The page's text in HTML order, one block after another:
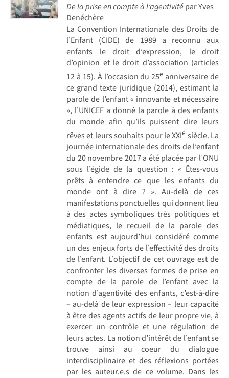
De la prise en compte à l’agentivitépar Yves
Denéchère
La Convention Internationale des Droits de
l’Enfant (CIDE) de 1989 a reconnu aux
enfants le droit d’expression, le droit
d’opinion et le droit d’association (articles
12 à 15). À l’occasion du 25e anniversaire de
ce grand texte juridique (2014), estimant la
parole de l’enfant « innovante et nécessaire
», l’UNICEF a donné la parole à des enfants
du monde afin qu’ils puissent dire leurs
rêves et leurs souhaits pour le XXIe siècle. La
journée internationale des droits de l’enfant
du 20 novembre 2017 a été placée par l’ONU
sous l’égide de la question : « Êtes-vous
prêts à entendre ce que les enfants du
monde ont à dire ? ». Au-delà de ces
manifestations ponctuelles qui donnent lieu
à des actes symboliques très politiques et
médiatiques, le recueil de la parole des
enfants est aujourd’hui considéré comme
un des enjeux forts de l’effectivité des droits
de l’enfant. L’objectif de cet ouvrage est de
confronter les diverses formes de prise en
compte de la parole de l’enfant avec la
notion d’agentivité des enfants, c’est-à-dire
– au-delà de leur expression – leur capacité
à être des agents actifs de leur propre vie, à
exercer un contrôle et une régulation de
leurs actes. La notion d’intérêt de l’enfant se
trouve ainsi au coeur du dialogue
interdisciplinaire et des réflexions portées
par les auteur.e.s de ce volume. Dans les